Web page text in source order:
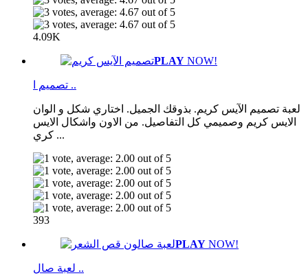
4.09K
PLAY NOW!
تصميم ا ..
لعبة تصميم الآيس كريم. بذوقك الجميل. اختاري شكل و الوان
الايس كريم وصميمي كل التفاصيل. من الاون واشكال الايس
كري ...
393
PLAY NOW!
لعبة صال ..